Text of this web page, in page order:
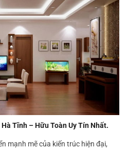
Tĩnh – Hữu Toàn Uy Tín Nhất.
mạnh mẽ của kiến trúc hiện đại,